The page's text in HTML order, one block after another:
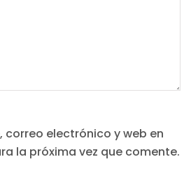
correo electrónico y web en
la próxima vez que comente.